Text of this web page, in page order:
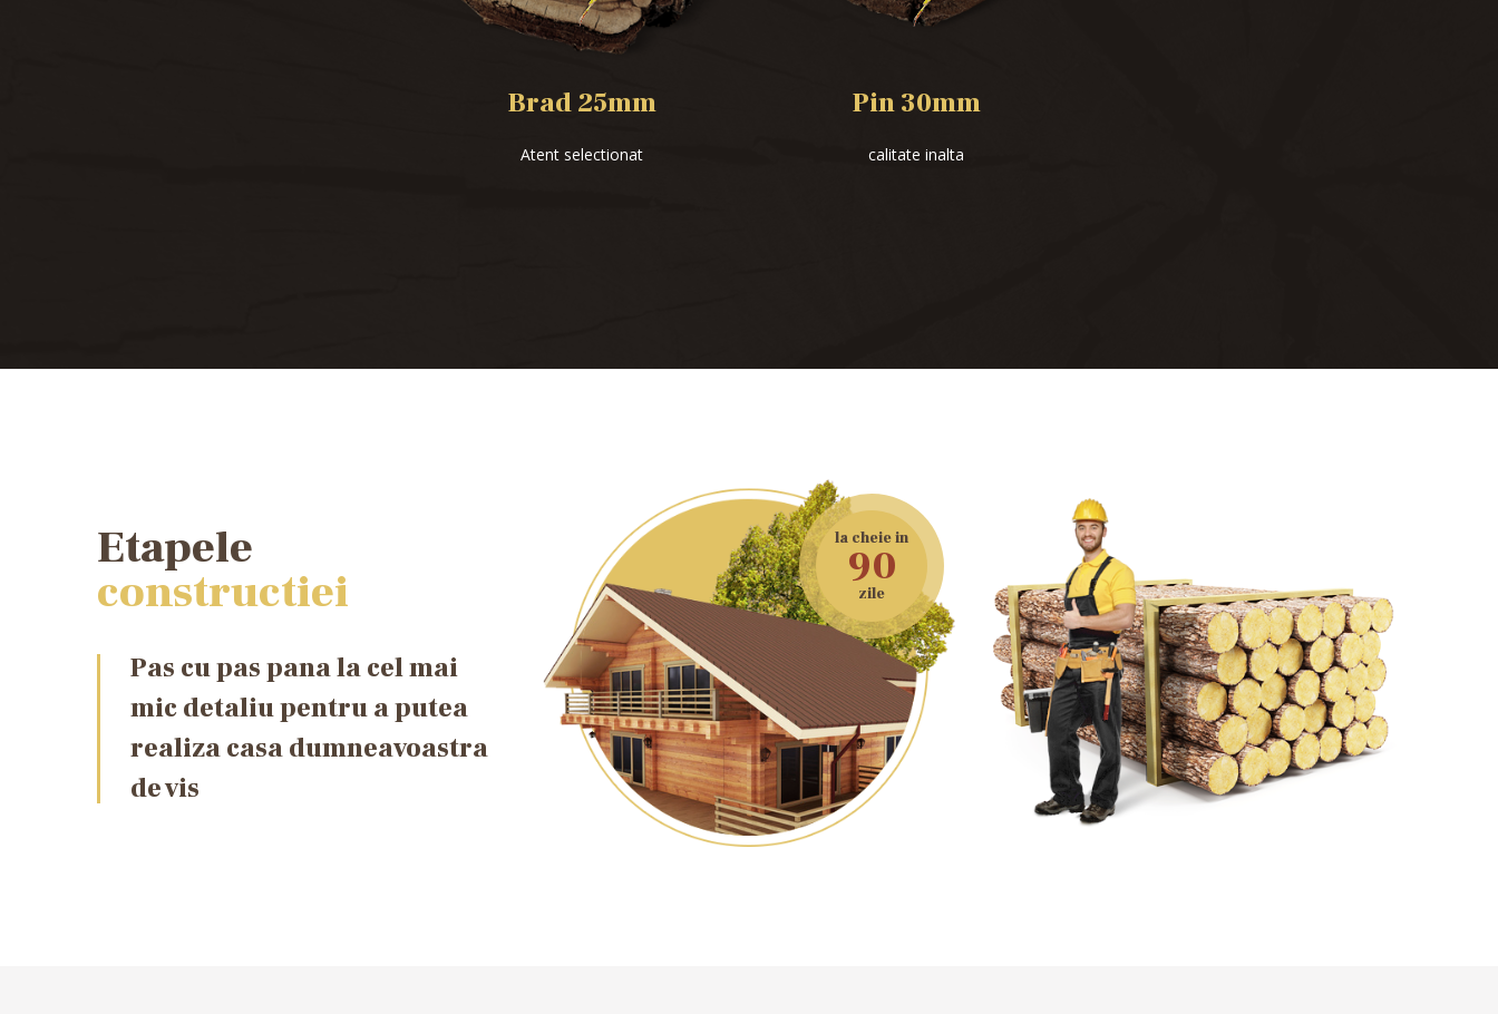
Brad25mm
Atent selectionat
Pin30mm
calitate inalta
Etapele
constructiei
Pas cu pas pana la cel mai
mic detaliu pentru a putea
realiza casa dumneavoastra
de vis
la cheie in
90
zile